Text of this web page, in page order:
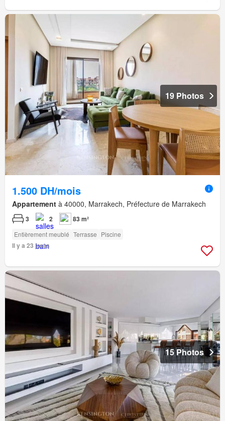
19 Photos
1.500 DH/mois
Appartement à 40000, Marrakech, Préfecture de Marrakech
3 2 83 m²
Entièrement meublé Terrasse Piscine
Il y a 23 jours
15 Photos